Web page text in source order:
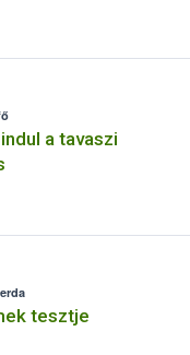
a tavaszi
tesztje